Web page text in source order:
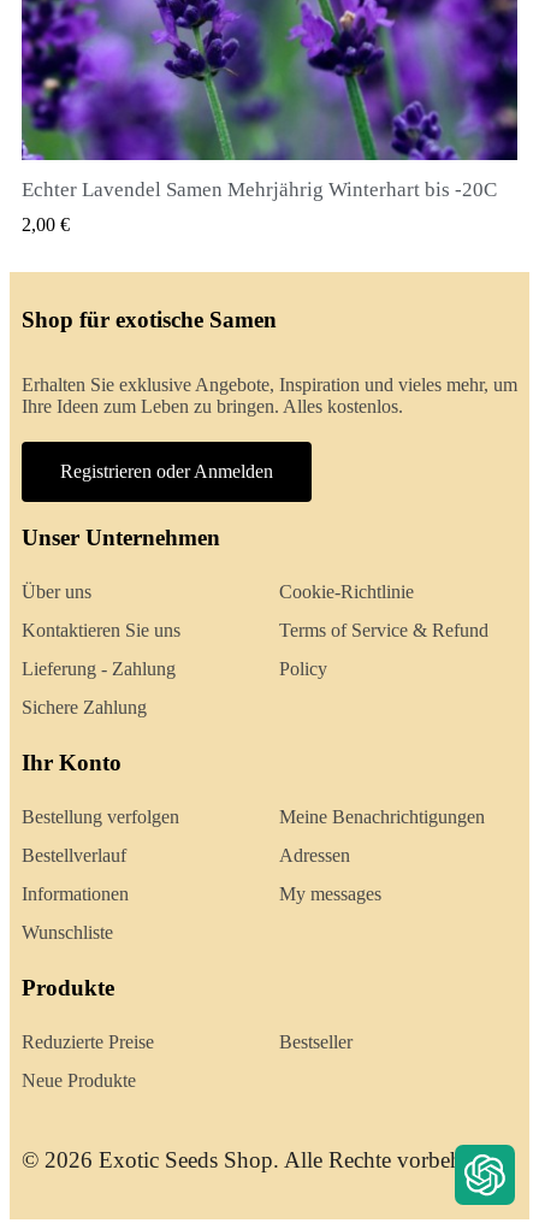
QUICK VIEW
Echter Lavendel Samen Mehrjährig Winterhart bis -20C
2,00 €
Shop für exotische Samen
Erhalten Sie exklusive Angebote, Inspiration und vieles mehr, um
Ihre Ideen zum Leben zu bringen. Alles kostenlos.
Registrieren oder Anmelden
Unser Unternehmen
Über uns
Kontaktieren Sie uns
Lieferung - Zahlung
Sichere Zahlung
Cookie-Richtlinie
Terms of Service & Refund
Policy
Ihr Konto
Bestellung verfolgen
Bestellverlauf
Informationen
Wunschliste
Meine Benachrichtigungen
Adressen
My messages
Produkte
Reduzierte Preise
Neue Produkte
Bestseller
© 2026 Exotic Seeds Shop. Alle Rechte vorbehalten.